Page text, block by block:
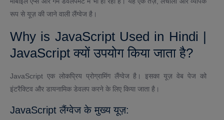
रूप से यूज़ की जाने वाली लैंग्वेज है।
Why is JavaScript Used in Hindi |
JavaScript क्यों उपयोग किया जाता है?
JavaScript एक लोकप्रिय प्रोग्रामिंग लैंग्वेज है। इसका यूज़ वेब पेज को
इंटरैक्टिव और डायनामिक डेवलप करने के लिए किया जाता है।
JavaScript लैंग्वेज के मुख्य यूज़: